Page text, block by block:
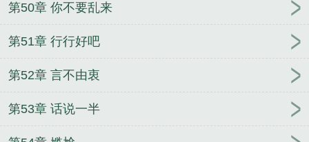
第50章 你不要乱来
第51章 行行好吧
第52章 言不由衷
第53章 话说一半